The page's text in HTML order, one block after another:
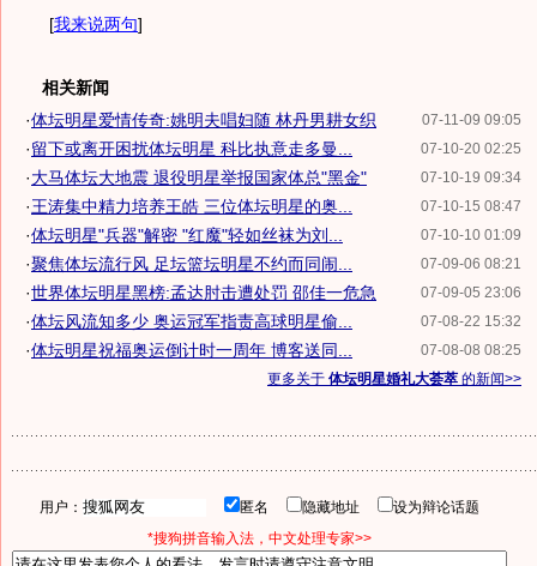
[我来说两句]
相关新闻
07-11-09 09:05
·体坛明星爱情传奇:姚明夫唱妇随 林丹男耕女织
07-10-20 02:25
·留下或离开困扰体坛明星 科比执意走多曼...
07-10-19 09:34
·大马体坛大地震 退役明星举报国家体总"黑金"
07-10-15 08:47
·王涛集中精力培养王皓 三位体坛明星的奥...
07-10-10 01:09
·体坛明星"兵器"解密 "红魔"轻如丝袜为刘...
07-09-06 08:21
·聚焦体坛流行风 足坛篮坛明星不约而同闹...
07-09-05 23:06
·世界体坛明星黑榜:孟达肘击遭处罚 邵佳一危急
07-08-22 15:32
·体坛风流知多少 奥运冠军指责高球明星偷...
07-08-08 08:25
·体坛明星祝福奥运倒计时一周年 博客送同...
更多关于 体坛明星婚礼大荟萃 的新闻>>
用户： 匿名 隐藏地址
设为辩论话题
*搜狗拼音输入法，中文处理专家>>